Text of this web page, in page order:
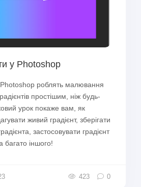
у Photoshop
Photoshop роблять малювання
простішим, ніж будь-
урок покаже вам, як
живий градієнт, зберігати
застосовувати градієнт
багато іншого!
423 0